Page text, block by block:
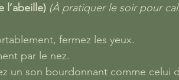
l’abeille) (À pratiquer le soir pour
fermez les yeux.
par le nez.
un son bourdonnant comme celui